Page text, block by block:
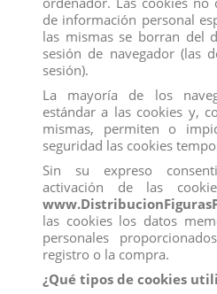
YEGUA KNABSTRUPPER
View
de información personal
las mismas se borran del
sesión de navegador (las
sesión).
La mayoría de los
estándar a las cookies y,
mismas, permiten o
seguridad las cookies
Sin su expreso
activación de las
las cookies los datos
personales
registro o la compra.
¿Qué tipos de cookies